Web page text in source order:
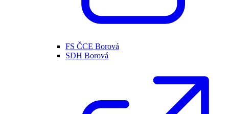
FS ČCE Borová
SDH Borová